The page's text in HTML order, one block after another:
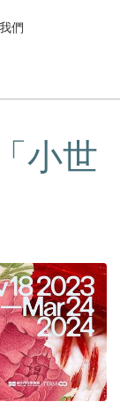
們
小世